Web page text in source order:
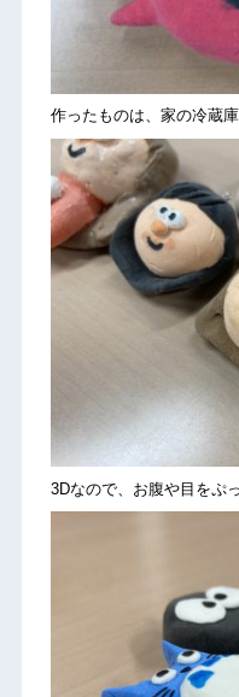
作ったものは、家の冷蔵
3Dなので、お腹や目をぷ